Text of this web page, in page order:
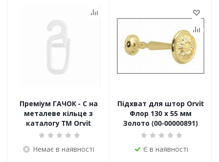
Преміум ГАЧОК - С на
металеве кільце з
каталогу TM Orvit
Немає в наявності
Підхват для штор Orvit
Флор 130 х 55 мм
Золото (00-00000891)
Є в наявності